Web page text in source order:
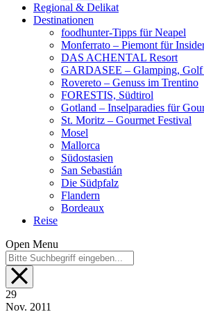
Regional & Delikat
Destinationen
foodhunter-Tipps für Neapel
Monferrato – Piemont für
DAS ACHENTAL Resort
GARDASEE – Glamping, Golf
Rovereto – Genuss im Trentino
FORESTIS, Südtirol
Gotland – Inselparadies für
St. Moritz – Gourmet Festival
Mosel
Mallorca
Südostasien
San Sebastián
Die Südpfalz
Flandern
Bordeaux
Reise
Open Menu
29
Nov. 2011